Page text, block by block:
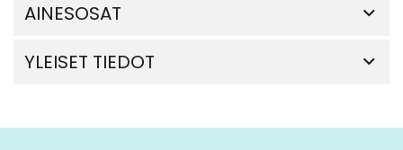
AINESOSAT
YLEISET TIEDOT